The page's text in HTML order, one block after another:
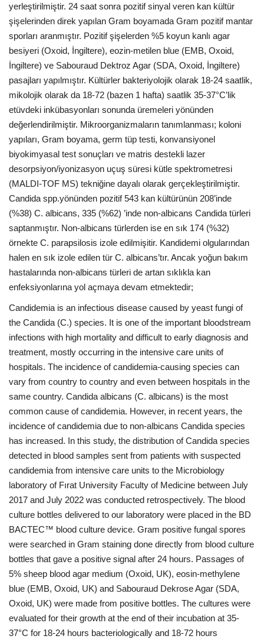
yerleştirilmiştir. 24 saat sonra pozitif sinyal veren kan kültür
şişelerinden direk yapılan Gram boyamada Gram pozitif mantar
sporları aranmıştır. Pozitif şişelerden %5 koyun kanlı agar
besiyeri (Oxoid, İngiltere), eozin-metilen blue (EMB, Oxoid,
İngiltere) ve Sabouraud Dektroz Agar (SDA, Oxoid, İngiltere)
pasajları yapılmıştır. Kültürler bakteriyolojik olarak 18-24 saatlik,
mikolojik olarak da 18-72 (bazen 1 hafta) saatlik 35-37°C’lik
etüvdeki inkübasyonları sonunda üremeleri yönünden
değerlendirilmiştir. Mikroorganizmaların tanımlanması; koloni
yapıları, Gram boyama, germ tüp testi, konvansiyonel
biyokimyasal test sonuçları ve matris destekli lazer
desorpsiyon/iyonizasyon uçuş süresi kütle spektrometresi
(MALDI-TOF MS) tekniğine dayalı olarak gerçekleştirilmiştir.
Candida spp.yönünden pozitif 543 kan kültürünün 208’inde
(%38) C. albicans, 335 (%62) ’inde non-albicans Candida türleri
saptanmıştır. Non-albicans türlerden ise en sık 174 (%32)
örnekte C. parapsilosis izole edilmişitir. Kandidemi olgularından
halen en sık izole edilen tür C. albicans’tır. Ancak yoğun bakım
hastalarında non-albicans türleri de artan sıklıkla kan
enfeksiyonlarına yol açmaya devam etmektedir;
Candidemia is an infectious disease caused by yeast fungi of
the Candida (C.) species. It is one of the important bloodstream
infections with high mortality and difficult to early diagnosis and
treatment, mostly occurring in the intensive care units of
hospitals. The incidence of candidemia-causing species can
vary from country to country and even between hospitals in the
same country. Candida albicans (C. albicans) is the most
common cause of candidemia. However, in recent years, the
incidence of candidemia due to non-albicans Candida species
has increased. In this study, the distribution of Candida species
detected in blood samples sent from patients with suspected
candidemia from intensive care units to the Microbiology
laboratory of Fırat University Faculty of Medicine between July
2017 and July 2022 was conducted retrospectively. The blood
culture bottles delivered to our laboratory were placed in the BD
BACTEC™ blood culture device. Gram positive fungal spores
were searched in Gram staining done directly from blood culture
bottles that gave a positive signal after 24 hours. Passages of
5% sheep blood agar medium (Oxoid, UK), eosin-methylene
blue (EMB, Oxoid, UK) and Sabouraud Dekrose Agar (SDA,
Oxoid, UK) were made from positive bottles. The cultures were
evaluated for their growth at the end of their incubation at 35-
37°C for 18-24 hours bacteriologically and 18-72 hours